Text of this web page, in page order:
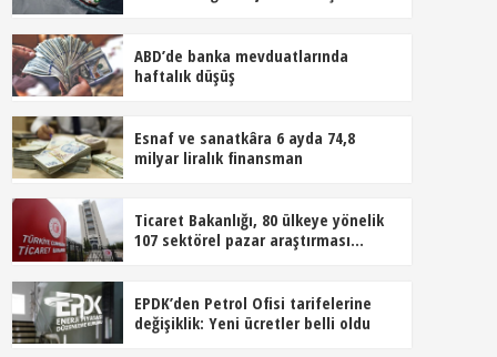
ABD’de banka mevduatlarında
haftalık düşüş
Esnaf ve sanatkâra 6 ayda 74,8
milyar liralık finansman
Ticaret Bakanlığı, 80 ülkeye yönelik
107 sektörel pazar araştırması
EPDK’den Petrol Ofisi tarifelerine
değişiklik: Yeni ücretler belli oldu